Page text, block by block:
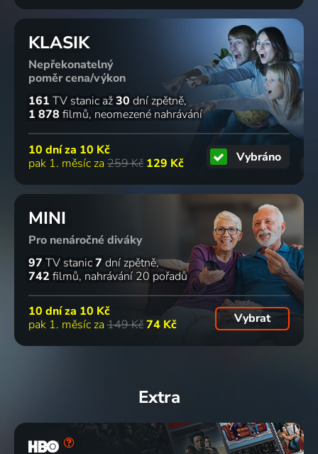
KLASIK
Nepřekonatelný
poměr cena/výkon
161 TV stanic až30 dní zpětně
1 878 filmů neomezené nahrávání
10 dní za 10 Kč
pak 1. měsíc za 259 Kč 129 Kč Vybráno
MINI
Pro nenáročné diváky
97 TV stanic7 dní zpětně
742 filmů nahrávání 20 pořadů
10 dní za 10 Kč
pak 1. měsíc za 149 Kč74 Kč Vybrat
Extra